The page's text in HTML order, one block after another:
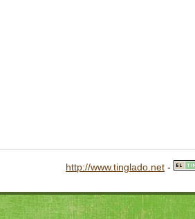
http://www.tinglado.net -